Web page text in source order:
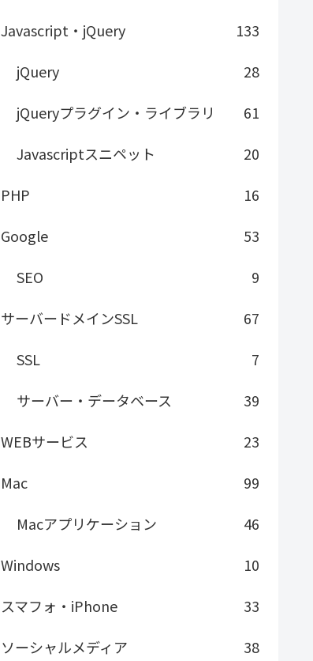
Javascript・jQuery
133
jQuery
28
jQueryプラグイン・ライブラリ
61
Javascriptスニペット
20
PHP
16
Google
53
SEO
9
サーバードメインSSL
67
SSL
7
サーバー・データベース
39
WEBサービス
23
Mac
99
Macアプリケーション
46
Windows
10
スマフォ・iPhone
33
ソーシャルメディア
38